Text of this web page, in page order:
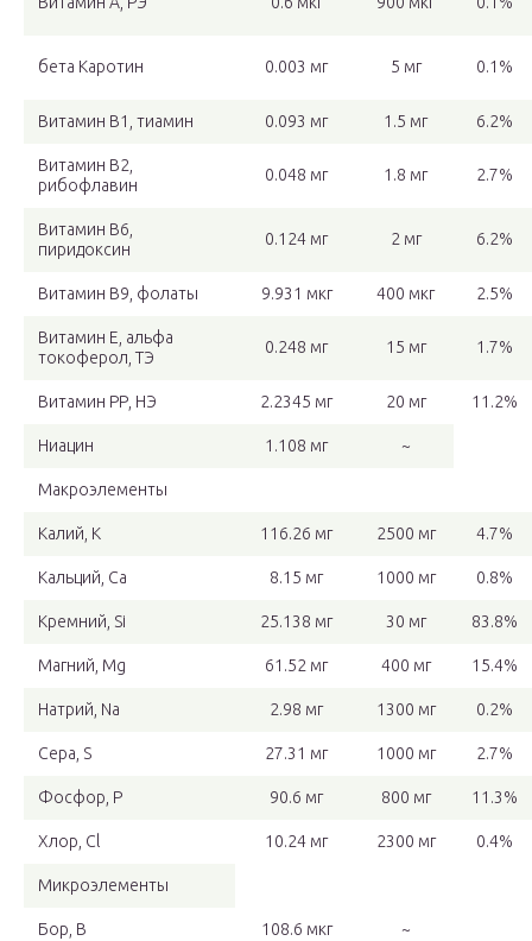
бета Каротин 0.003 мг 5 мг 0.1%
Витамин В1, тиамин 0.093 мг 1.5 мг 6.2%
Витамин В2,
рибофлавин
0.048 мг 1.8 мг 2.7%
Витамин В6,
пиридоксин
0.124 мг 2 мг 6.2%
Витамин В9, фолаты 9.931 мкг 400 мкг 2.5%
Витамин Е, альфа
токоферол, ТЭ
0.248 мг 15 мг 1.7%
Витамин РР, НЭ 2.2345 мг 20 мг 11.2%
Ниацин 1.108 мг ~
Макроэлементы
Калий, K 116.26 мг 2500 мг 4.7%
Кальций, Ca 8.15 мг 1000 мг 0.8%
Кремний, Si 25.138 мг 30 мг 83.8%
Магний, Mg 61.52 мг 400 мг 15.4%
Натрий, Na 2.98 мг 1300 мг 0.2%
Сера, S 27.31 мг 1000 мг 2.7%
Фосфор, P 90.6 мг 800 мг 11.3%
Хлор, Cl 10.24 мг 2300 мг 0.4%
Микроэлементы
Бор, B 108.6 мкг ~